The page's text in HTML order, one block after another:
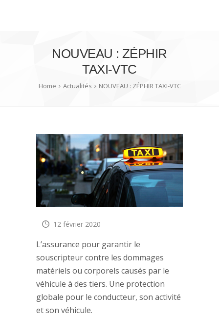
NOUVEAU : ZÉPHIR
TAXI-VTC
Home Actualités NOUVEAU : ZÉPHIR TAXI-VTC
12 février 2020
L’assurance pour garantir le
souscripteur contre les dommages
matériels ou corporels causés par le
véhicule à des tiers. Une protection
globale pour le conducteur, son activité
et son véhicule.